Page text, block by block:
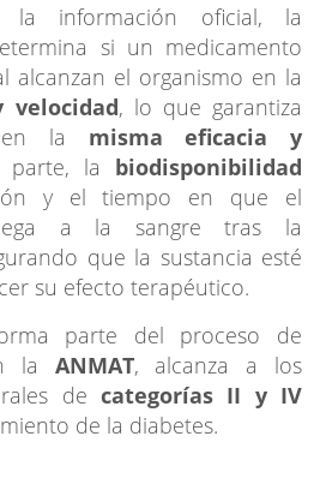
información oficial, la
si un medicamento
alcanzan el organismo en la
velocidad, lo que garantiza
la misma eficacia y
la biodisponibilidad
y el tiempo en que el
a la sangre tras la
que la sustancia esté
su efecto terapéutico.
parte del proceso de
la ANMAT, alcanza a los
de categorías II y IV
de la diabetes.